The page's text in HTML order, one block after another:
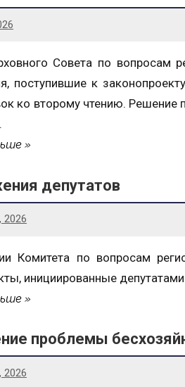
Совета по вопросам
поступившие к
ко второму чтению. Решение
депутатов
2026
Комитета по вопросам
инициированные
проблемы
2026